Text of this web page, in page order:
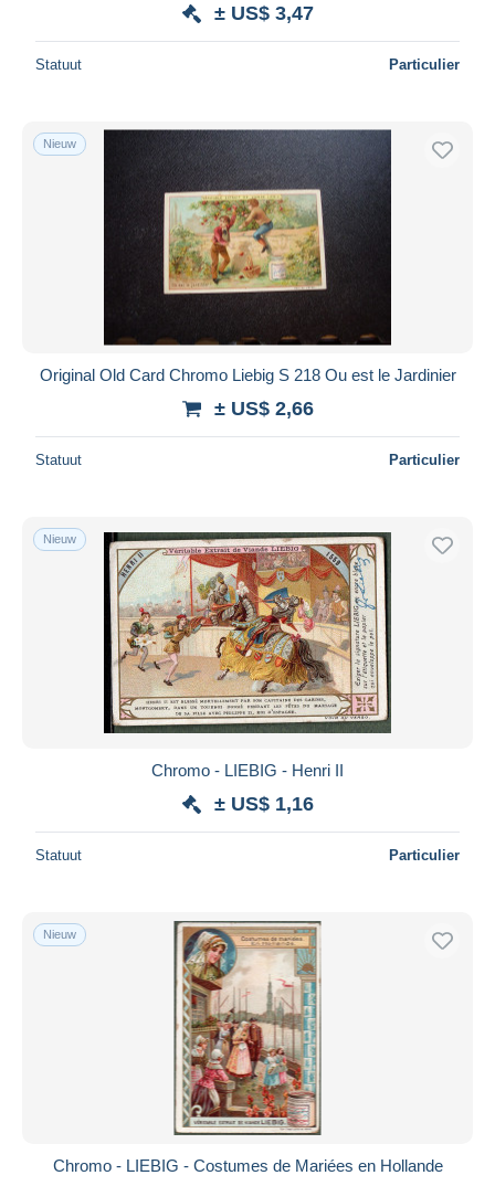
± US$ 3,47
Statuut Particulier
Nieuw
Original Old Card Chromo Liebig S 218 Ou est le Jardinier
± US$ 2,66
Statuut Particulier
Nieuw
Chromo - LIEBIG - Henri II
± US$ 1,16
Statuut Particulier
Nieuw
Chromo - LIEBIG - Costumes de Mariées en Hollande